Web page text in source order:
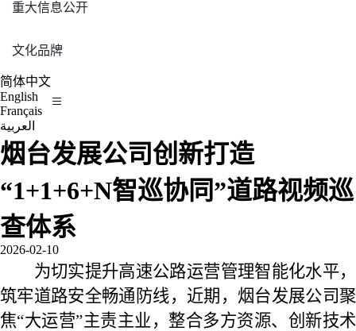
重大信息公开
文化品牌
简体中文
English
Français
العربية
烟台发展公司创新打造
“1+1+6+N智巡协同”道路视频巡
查体系
2026-02-10
为切实提升高速公路运营管理智能化水平，
筑牢道路安全畅通防线，近期，烟台发展公司聚
焦“大运营”主责主业，整合多方资源、创新技术